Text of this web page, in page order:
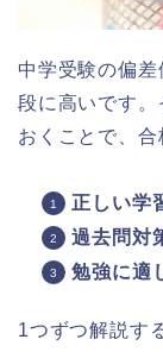
中学受験の偏
段に高いです。
おくことで、合
正しい学
過去問対
勉強に適
1つずつ解説す